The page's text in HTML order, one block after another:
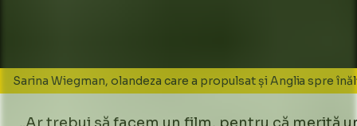
Sarina Wiegman, olandeza care a propulsat și Anglia spre